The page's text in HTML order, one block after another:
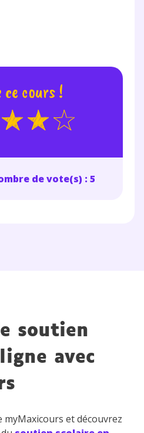
ce cours !
de vote(s) : 5
soutien
avec
myMaxicours et découvrez